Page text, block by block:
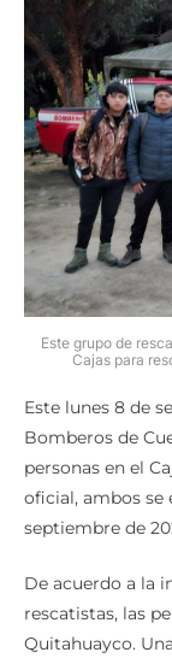
Este grupo de
Cajas para
Este lunes 8 de
Bomberos de
personas en el
oficial, ambos se
septiembre de
De acuerdo a la
rescatistas, las
Quitahuayco.